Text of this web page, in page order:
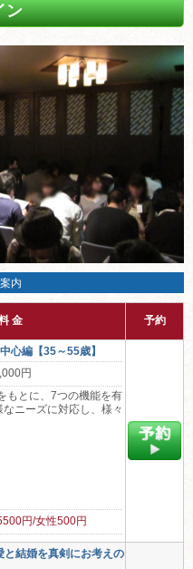
ン
内
金 予約
心編【35～55歳】
円
もとに、7つの機能を有
ニーズに対応し、様々
円/女性500円
結婚を真剣にお考えの